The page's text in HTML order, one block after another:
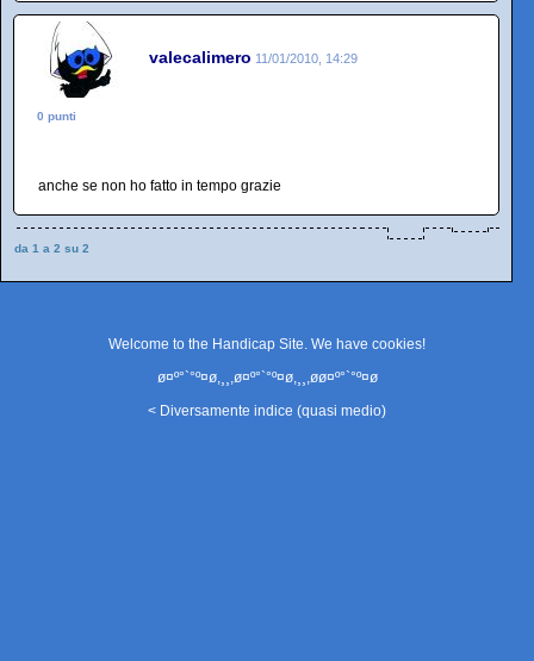
valecalimero 11/01/2010, 14:29
0 punti
anche se non ho fatto in tempo grazie
da 1 a 2 su 2
Welcome to the Handicap Site. We have cookies!
ø¤º°`°º¤ø,¸¸,ø¤º°`°º¤ø,¸¸,øø¤º°`°º¤ø
< Diversamente indice (quasi medio)